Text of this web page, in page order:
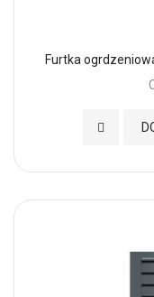
Furtka
Dodaj do